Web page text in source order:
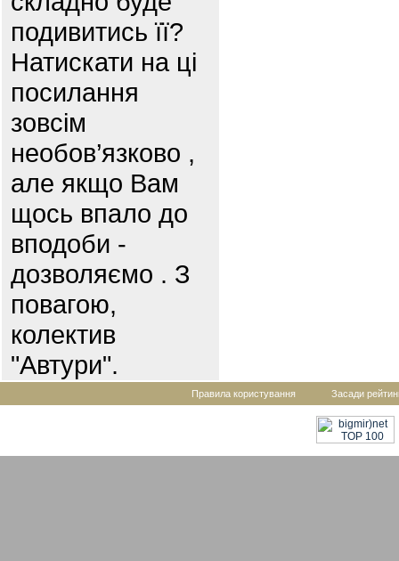
подивитись її?
Натискати на ці
посилання
зовсім
необов’язково ,
але якщо Вам
щось впало до
вподоби -
дозволяємо . З
повагою,
колектив
"Автури".
Правила користування Засади